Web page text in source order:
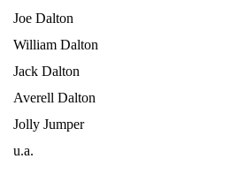
Joe Dalton
William Dalton
Jack Dalton
Averell Dalton
Jolly Jumper
u.a.